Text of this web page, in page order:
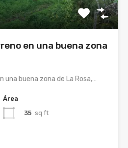
en una buena zona
una buena zona de La Rosa,…
Área
35 sq ft